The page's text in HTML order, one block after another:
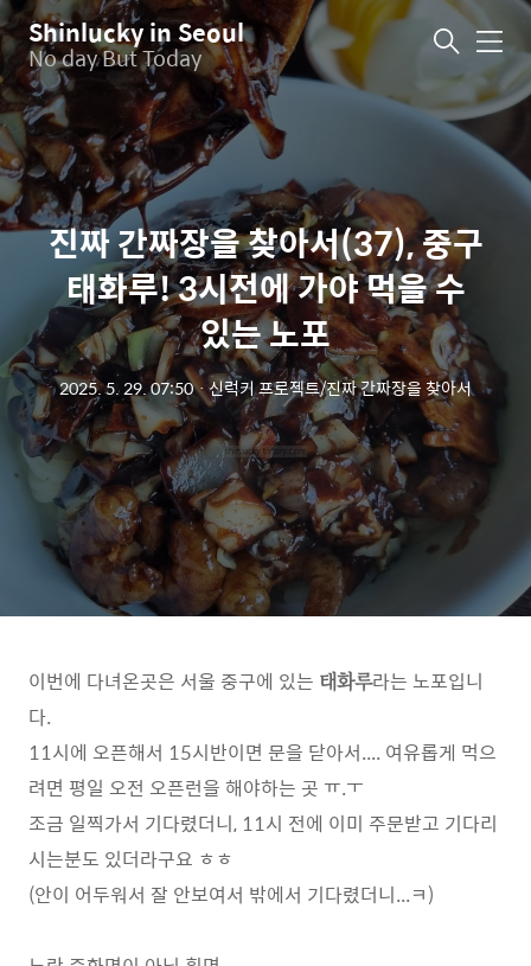
Shinlucky in Seoul
No day But Today 메
뉴
진짜 간짜장을 찾아서(37), 중구
태화루! 3시전에 가야 먹을 수
있는 노포
2025. 5. 29. 07:50ㆍ신럭키 프로젝트/진짜 간짜장을 찾아서
이번에 다녀온곳은 서울 중구에 있는 태화루라는 노포입니
다.
11시에 오픈해서 15시반이면 문을 닫아서.... 여유롭게 먹으
려면 평일 오전 오픈런을 해야하는 곳 ㅠ.ㅜ
조금 일찍가서 기다렸더니, 11시 전에 이미 주문받고 기다리
시는분도 있더라구요 ㅎㅎ
(안이 어두워서 잘 안보여서 밖에서 기다렸더니...ㅋ)